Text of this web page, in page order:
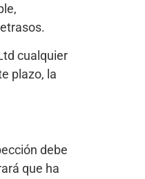
cualquier
plazo, la
debe
que ha